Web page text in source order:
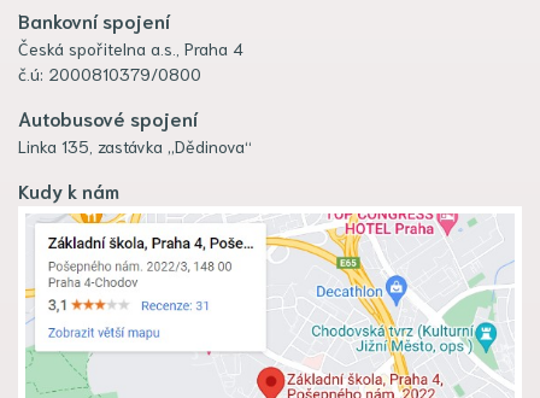
Bankovní spojení
Česká spořitelna a.s., Praha 4
č.ú: 2000810379/0800
Autobusové spojení
Linka 135, zastávka „Dědinova“
Kudy k nám